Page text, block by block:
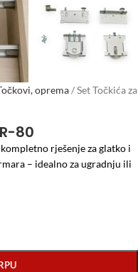
oprema/Set Točkića za
80
rješenje za glatko i
– idealno za ugradnju ili